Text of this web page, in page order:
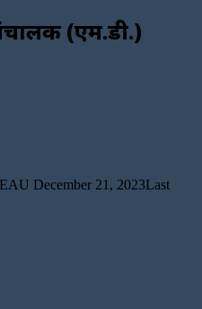
संचालक (एम.डी.)
December 21, 2023Last